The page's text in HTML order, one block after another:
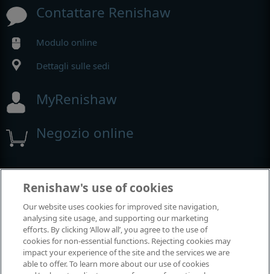
Contattare Renishaw
Modulo online
Dettagli sulle sedi
MyRenishaw
Negozio online
Fiere e conferenze
Renishaw partecipa a questi eventi
Renishaw's use of cookies
Our website uses cookies for improved site navigation,
analysing site usage, and supporting our marketing
efforts. By clicking ‘Allow all’, you agree to the use of
cookies for non-essential functions. Rejecting cookies may
impact your experience of the site and the services we are
able to offer. To learn more about our use of cookies